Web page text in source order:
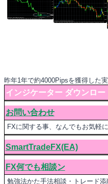
昨年1年で約4000Pipsを獲得した
インジケーター ダウンロ
お問い合わせ
FXに関する事、なんでもお気軽
SmartTradeFX(EA)
FX何でも相談ン
勉強法かた手法相談・トレード